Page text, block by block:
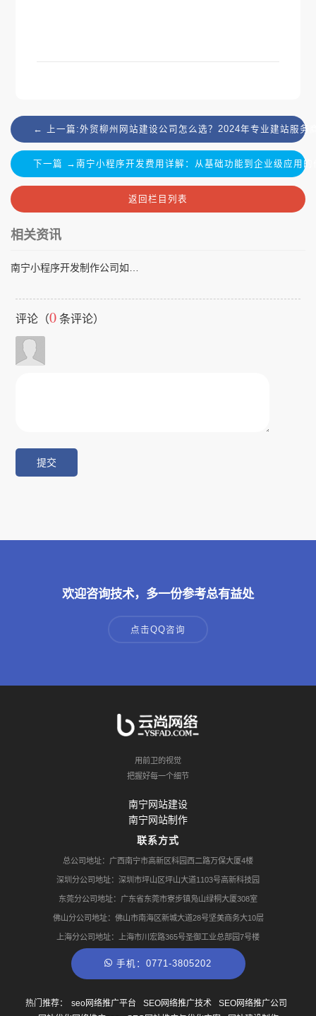
← 上一篇:外贸柳州网站建设公司怎么选？2024年专业建站服务
下一篇 →南宁小程序开发费用详解：从基础功能到企业级应用的
返回栏目列表
相关资讯
评论（0 条评论）
欢迎咨询技术，多一份参考总有益处
点击QQ咨询
用前卫的视觉
把握好每一个细节
南宁网站建设
南宁网站制作
联系方式
总公司地址：广西南宁市高新区科园西二路万保大厦4楼
深圳分公司地址：深圳市坪山区坪山大道1103号高新科技园
东莞分公司地址：广东省东莞市寮步镇凫山绿桐大厦308室
佛山分公司地址：佛山市南海区新城大道28号坚美商务大10层
上海分公司地址：上海市川宏路365号圣御工业总部园7号楼
手机：0771-3805202
热门推荐： seo网络推广平台 SEO网络推广技术
SEO网络推广公司